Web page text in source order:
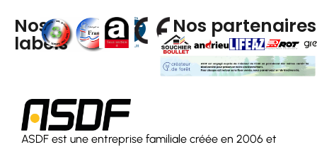
Nos
labels
Nos partenaires
ASDF est une entreprise familiale créée en 2006 et